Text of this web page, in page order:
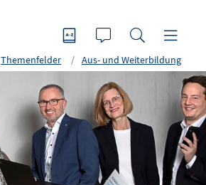
Themenfelder Aus- und Weiterbildung